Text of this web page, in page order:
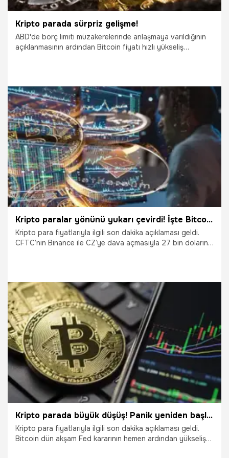
Kripto parada sürpriz gelişme!
ABD'de borç limiti müzakerelerinde anlaşmaya varıldığının
açıklanmasının ardından Bitcoin fiyatı hızlı yükseliş
para fiyatlarındaki artış ve azalışlar yakından takip ediliyor,
analizler ve uzman görüşleri eşliğinde yatırım konusunda
bir tasarruf oluşturma imkanı doğuyor. İşte kripto para
fiyatlarıyla ilgili son durum...
30.05.2023 Ekonomi
Kripto paralar yönünü yukarı çevirdi! İşte Bitcon, Ethereum ve alt coinlerde son durum
Kripto para fiyatlarıyla ilgili son dakika açıklaması geldi.
CFTC’nin Binance ile CZ’ye dava açmasıyla 27 bin doların
30.03.2023 Ekonomi
Kripto parada büyük düşüş! Panik yeniden başladı
Kripto para fiyatlarıyla ilgili son dakika açıklaması geldi.
Bitcoin dün akşam Fed kararının hemen ardından yükseliş